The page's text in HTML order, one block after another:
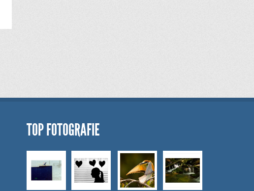
TOP FOTOGRAFIE